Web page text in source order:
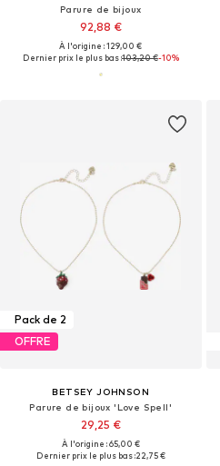
Parure de bijoux
92,88 €
À l'origine : 129,00 €
Dernier prix le plus bas :103,20 €-10%
Pack de 2
OFFRE
BETSEY JOHNSON
Parure de bijoux 'Love Spell'
29,25 €
À l'origine : 65,00 €
Dernier prix le plus bas :22,75 €